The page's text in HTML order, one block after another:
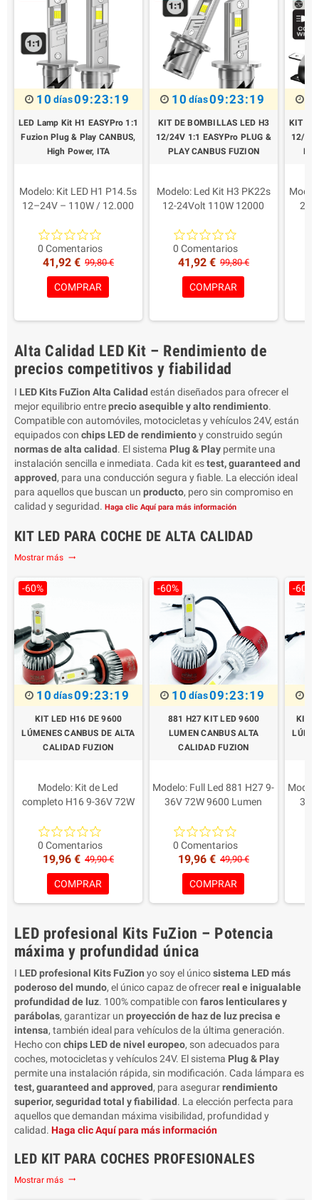
10 días09:23:18
LED Lamp Kit H1 EASYPro 1:1
Fuzion Plug & Play CANBUS,
High Power, ITA
Modelo: Kit LED H1 P14.5s
12–24V – 110W / 12.000
Potencia para la lámpara:
55W – 6.000 Lumens
Tecnología: LED 1:1 Plug &
Play con sistema CANBUS
integrado – sin adaptador
Compatibilidad: Faros de la
Luz de color: Blanco frío
Ventajas: Mayor visibilidad
en todas las condiciones de
carretera y clima
Aprobación: Serigrafiado en
el cuerpo de la lámpara –
Estándares Europeos
E4/E13
Contenido del paquete: 2
lámparas LED
Garantía: 2 años
0 Comentarios
41,92 € 99,80 €
COMPRAR
10 días09:23:18
KIT DE BOMBILLAS LED H3
12/24V 1:1 EASYPro PLUG &
PLAY CANBUS FUZION
Modelo: Led Kit H3 PK22s
12-24Volt 110W 12000
Potencia para la lámpara:
55W 6000 Lumens
Características principales:
Led 1:1 Plug & Play Con
sistema Canbus, sin
necesarios
parábolas Lenticulares
Color: blanco 6000K
Ventajas: Más luz en todas
las condiciones de
carretera/clima
Tipo europeo serigrafiado
en la lámpara corporal
Embalaje: 2 lámparas
Garantía 2 Años
0 Comentarios
41,92 € 99,80 €
COMPRAR
KIT
12/
Alta Calidad LED Kit – Rendimiento de
precios competitivos y fiabilidad
I LED Kits FuZion Alta Calidad están diseñados para ofrecer el
mejor equilibrio entreprecio asequible y alto rendimiento.
Compatible con automóviles, motocicletas y vehículos 24V, están
equipados con chips LED de rendimientoy construido según
normas de alta calidad. El sistema Plug & Play permite una
instalación sencilla e inmediata. Cada kit estest, guaranteed and
approved, para una conducción segura y fiable. La elección ideal
para aquellos que buscan un producto, pero sin compromiso en
calidad y seguridad. Haga clic Aquí para más información
KIT LED PARA COCHE DE ALTA CALIDAD
Mostrar más trending_flat
-60%
10 días09:23:18
KIT LED H16 DE 9600
LÚMENES CANBUS DE ALTA
CALIDAD FUZION
Modelo: Kit de Led
completo H16 9-36V 72W
Potencia para la lámpara:
36W 4800 Lumens reales
Compatibilidad: 12/24Volt
Fari Lenticolari e parabola
Color: blanco 6000K
Ventajas: Más luz en todas
carretera/clima
Embalaje: 2 lámparas
Garantía 2 Años
Duración hasta 10 años
0 Comentarios
19,96 € 49,90 €
COMPRAR
-60%
10 días09:23:18
881 H27 KIT LED 9600
LUMEN CANBUS ALTA
CALIDAD FUZION
Modelo: Full Led 881 H27 9-
36V 72W 9600 Lumen
36W 4800 Lumens reales
Compatibilidad: 12/24Volt
Fari Lenticolari e parabola
Color: blanco 6000K
Ventajas: Más luz en todas
las condiciones de
Embalaje: 2 lámparas
Garantía 2 Años
Duración hasta 10 años
0 Comentarios
19,96 € 49,90 €
COMPRAR
-60%
KIT
LED profesional Kits FuZion – Potencia
máxima y profundidad única
I LED profesional Kits FuZion yo soy el únicosistema LED más
poderoso del mundo, el único capaz de ofrecerreal e inigualable
profundidad de luz. 100% compatible con faros lenticulares y
parábolas, garantizar un proyección de haz de luz precisa e
intensa, también ideal para vehículos de la última generación.
Hecho con chips LED de nivel europeo, son adecuados para
coches, motocicletas y vehículos 24V. El sistema Plug & Play
permite una instalación rápida, sin modificación. Cada lámpara es
test, guaranteed and approved, para asegurarrendimiento
superior, seguridad total y fiabilidad. La elección perfecta para
aquellos que demandan máxima visibilidad, profundidad y
calidad. Haga clic Aquí para más información
LED KIT PARA COCHES PROFESIONALES
Mostrar más trending_flat